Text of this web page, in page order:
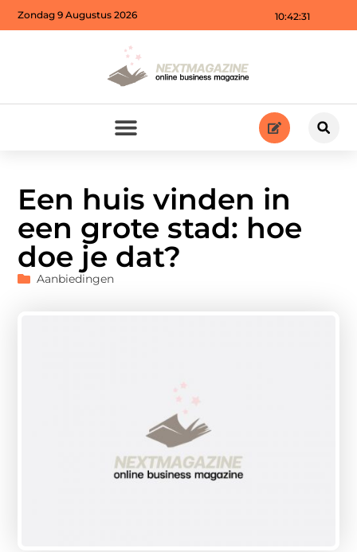
10:42:33
Zondag 9 Augustus 2026
Een huis vinden in
een grote stad: hoe
doe je dat?
Aanbiedingen